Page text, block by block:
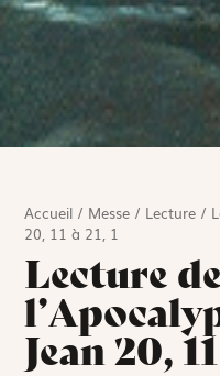
Accueil / Messe / Lecture /
20, 11 à 21, 1
Lecture de
Jean 20,